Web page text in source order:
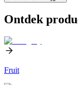
Ontdek
Fruit